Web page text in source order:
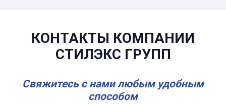
КОНТАКТЫ КОМПАНИИ
СТИЛЭКС ГРУПП
Свяжитесь с нами любым удобным
способом